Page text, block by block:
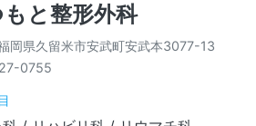
もと整形外科
岡県久留米市安武町安武本3077-13
0755